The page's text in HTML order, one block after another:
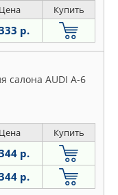
Цена Купить
р.
салона AUDI A-6
Цена Купить
р.
р.